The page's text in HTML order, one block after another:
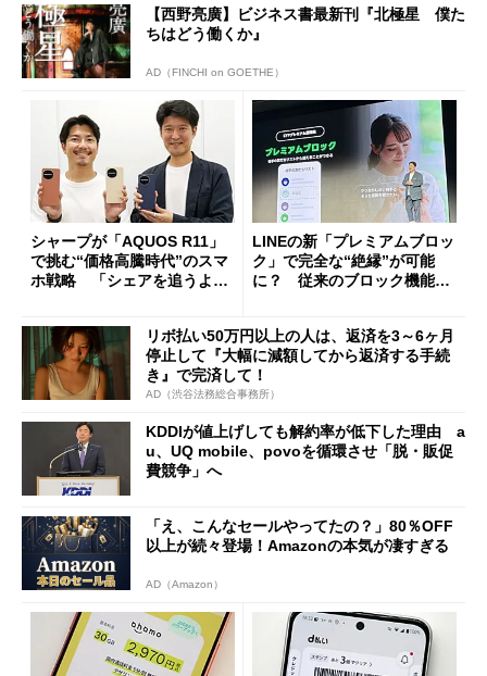
【西野亮廣】ビジネス書最新刊『北極星 僕た
ちはどう働くか』
AD（FINCHI on GOETHE）
シャープが「AQUOS R11」
で挑む“価格高騰時代”のスマ
ホ戦略 「シェアを追うより
LINEの新「プレミアムブロッ
ク」で完全な“絶縁”が可能
に？ 従来のブロック機能と
リボ払い50万円以上の人は、返済を3～6ヶ月
停止して『大幅に減額してから返済する手続
き』で完済して！
AD（渋谷法務総合事務所）
KDDIが値上げしても解約率が低下した理由 a
u、UQ mobile、povoを循環させ「脱・販促
費競争」へ
「え、こんなセールやってたの？」80％OFF
以上が続々登場！Amazonの本気が凄すぎる
AD（Amazon）